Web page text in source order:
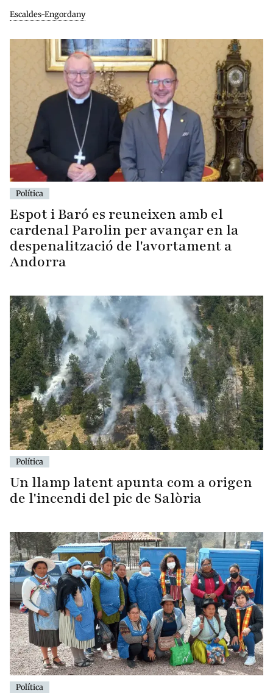
Escaldes-Engordany
Política
Espot i Baró es reuneixen amb el
cardenal Parolin per avançar en la
despenalització de l'avortament a
Andorra
Política
Un llamp latent apunta com a origen
de l'incendi del pic de Salòria
Política